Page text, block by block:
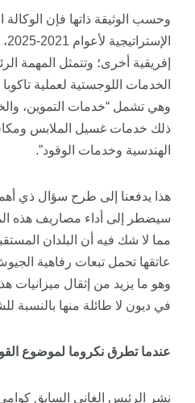
وحسب الوثيقة ذاتها فإن الوكالة
إفريقية أخرى؛ وتتمثل المهمة
الخدمات اللوجستية لعملية
وهي تشمل “خدمات التموين،
ذلك خدمات غسيل الملابس
الهندسية وخدمات الوقود”.
هذا يدفعنا إلى طرح سؤال ذي
سيضطر إلى أداء مصاريف هذه
مما لا شك فيه أن البلدان
عاتقها تحمل تبعات رفاهية
وهو ما يزيد من إثقال ميزانيات
في ديون لا طائلة منها بالنسبة
عندما تطرق نكروما لموضوع